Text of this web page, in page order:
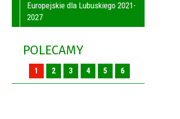
Europejskie dla Lubuskiego 2021-
2027
POLECAMY
1 2 3 4 5 6